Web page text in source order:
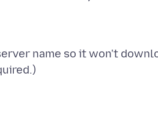
name so it won't